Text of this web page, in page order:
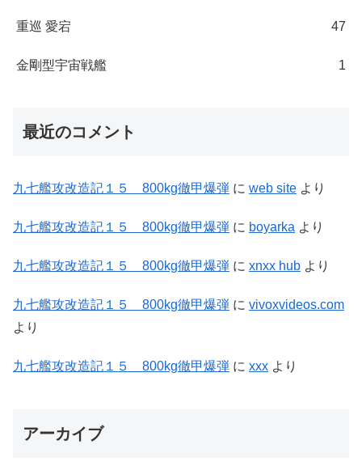
重巡 愛宕 47
金剛型宇宙戦艦 1
最近のコメント
九七艦攻改造記１５ 800kg徹甲爆弾 に web site より
九七艦攻改造記１５ 800kg徹甲爆弾 に boyarka より
九七艦攻改造記１５ 800kg徹甲爆弾 に xnxx hub より
九七艦攻改造記１５ 800kg徹甲爆弾 に vivoxvideos.com
より
九七艦攻改造記１５ 800kg徹甲爆弾 に xxx より
アーカイブ